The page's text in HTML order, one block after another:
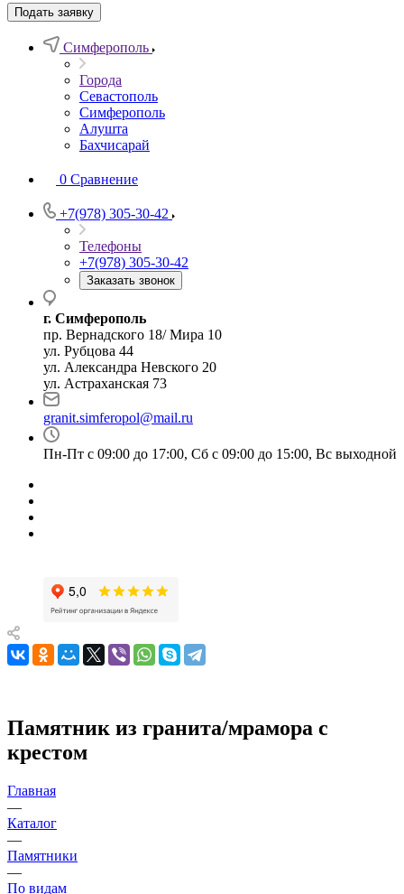
Подать заявку
Симферополь
Города
Севастополь
Симферополь
Алушта
Бахчисарай
0 Сравнение
+7(978) 305-30-42
Телефоны
+7(978) 305-30-42
Заказать звонок
г. Симферополь
пр. Вернадского 18/ Мира 10
ул. Рубцова 44
ул. Александра Невского 20
ул. Астраханская 73
granit.simferopol@mail.ru
Пн-Пт с 09:00 до 17:00, Сб с 09:00 до 15:00, Вс выходной
Памятник из гранита/мрамора с
крестом
Главная
—
Каталог
—
Памятники
—
По видам